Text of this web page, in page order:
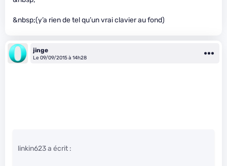
&nbsp;(y’a rien de tel qu’un vrai clavier au fond)
jinge
Le 09/09/2015 à 14h28
linkin623 a écrit :